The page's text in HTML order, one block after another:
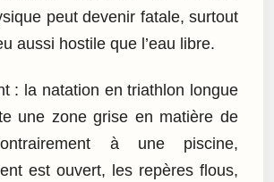
peut devenir fatale, surtout
aussi hostile que l’eau libre.
: la natation en triathlon longue
une zone grise en matière de
à une piscine,
est ouvert, les repères flous,